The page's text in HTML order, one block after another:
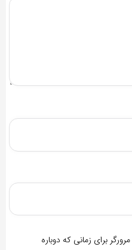
برای زمانی که دوباره